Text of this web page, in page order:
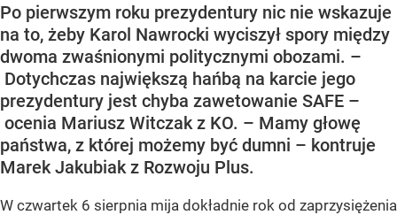
Po pierwszym roku prezydentury nic nie wskazuje
na to, żeby Karol Nawrocki wyciszył spory między
dwoma zwaśnionymi politycznymi obozami. –
Dotychczas największą hańbą na karcie jego
prezydentury jest chyba zawetowanie SAFE –
ocenia Mariusz Witczak z KO. – Mamy głowę
państwa, z której możemy być dumni – kontruje
Marek Jakubiak z Rozwoju Plus.
W czwartek 6 sierpnia mija dokładnie rok od zaprzysiężenia